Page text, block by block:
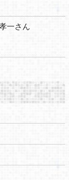
一さん